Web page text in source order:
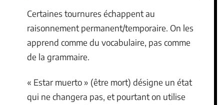
Certaines tournures échappent au
raisonnement permanent/temporaire. On les
apprend comme du vocabulaire, pas comme
de la grammaire.
« Estar muerto » (être mort) désigne un état
qui ne changera pas, et pourtant on utilise